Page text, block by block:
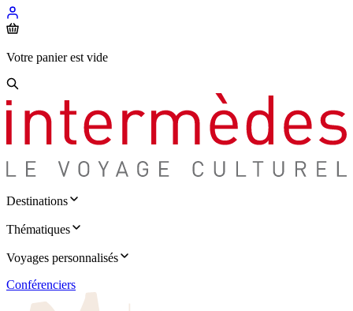
Votre panier est vide
Destinations
Thématiques
Voyages personnalisés
Conférenciers